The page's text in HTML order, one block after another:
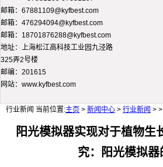
邮箱：67881109@kyfbest.com
邮箱：476294094@kyfbest.com
邮箱：18701876288@kyfbest.com
地址：上海松江高科技工业园九泾路
325弄2号楼
邮编：201615
网站：www.kyfbest.com
行业新闻 当前位置:主页 > 新闻中心 > 行业新闻 > >
阳光模拟器实现对于植物生
究：阳光模拟器